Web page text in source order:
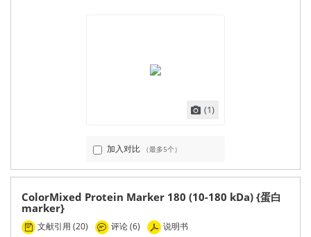
(1)
加入对比 （最多5个）
ColorMixed Protein Marker 180 (10-180 kDa) {蛋白
marker}
文献引用 (20) 评论 (6) 说明书